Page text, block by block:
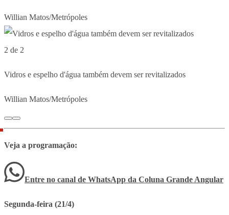
Willian Matos/Metrópoles
2 de 2
Vidros e espelho d'água também devem ser revitalizados
Willian Matos/Metrópoles
Veja a programação:
Entre no canal de WhatsApp da Coluna Grande Angular
Segunda-feira (21/4)